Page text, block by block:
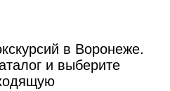
в Воронеже.
и выберите